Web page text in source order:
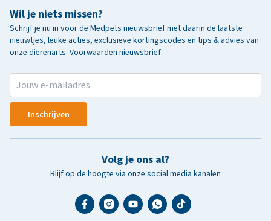
Wil je niets missen?
Schrijf je nu in voor de Medpets nieuwsbrief met daarin de laatste
nieuwtjes, leuke acties, exclusieve kortingscodes en tips & advies van
onze dierenarts. Voorwaarden nieuwsbrief
Inschrijven
Volg je ons al?
Blijf op de hoogte via onze social media kanalen